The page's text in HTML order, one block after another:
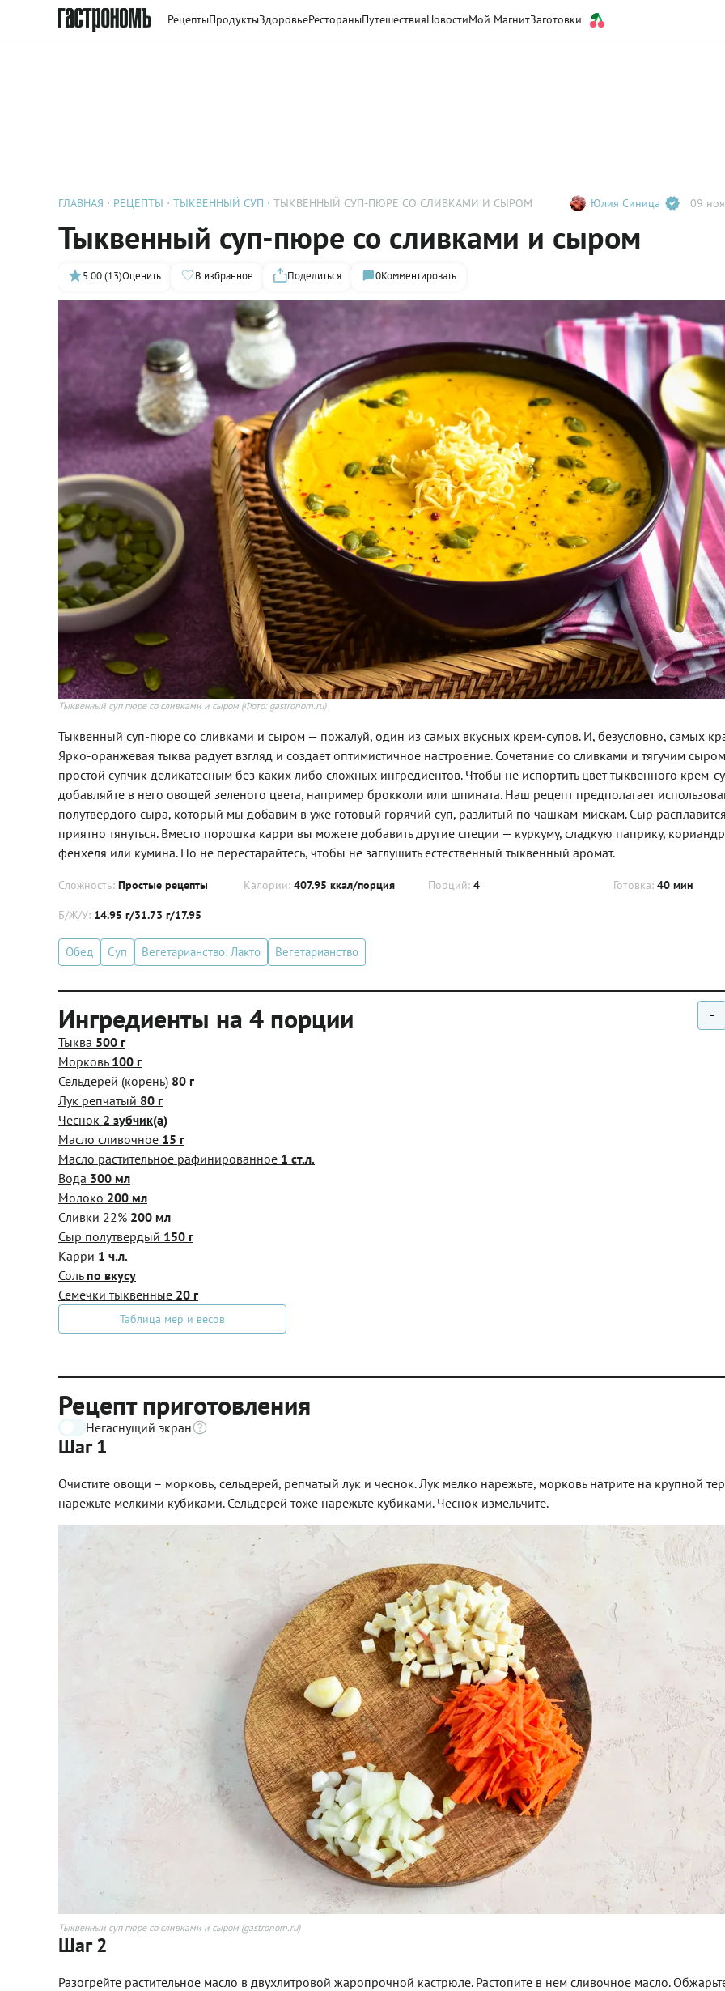
РецептыПродуктыЗдоровьеРестораныПутешествияНовостиМой МагнитЗаготовки
ГЛАВНАЯ РЕЦЕПТЫ ТЫКВЕННЫЙ СУП ТЫКВЕННЫЙ СУП-ПЮРЕ СО СЛИВКАМИ И СЫРОМ Юлия Синица 09
Тыквенный суп-пюре со сливками и сыром
5.00 (13)Оценить В избранное Поделиться 0Комментировать
Тыквенный суп пюре со сливками и сыром (Фото: gastronom.ru)
Тыквенный суп-пюре со сливками и сыром — пожалуй, один из самых вкусных крем-супов. И, безусловно, самых
Ярко-оранжевая тыква радует взгляд и создает оптимистичное настроение. Сочетание со сливками и тягучим
простой супчик деликатесным без каких-либо сложных ингредиентов. Чтобы не испортить цвет тыквенного крем-
добавляйте в него овощей зеленого цвета, например брокколи или шпината. Наш рецепт предполагает
полутвердого сыра, который мы добавим в уже готовый горячий суп, разлитый по чашкам-мискам. Сыр
приятно тянуться. Вместо порошка карри вы можете добавить другие специи — куркуму, сладкую паприку,
фенхеля или кумина. Но не перестарайтесь, чтобы не заглушить естественный тыквенный аромат.
Сложность: Простые рецепты Калории: 407.95 ккал/порция Порций: 4 Готовка: 40 мин
Б/Ж/У: 14.95 г/31.73 г/17.95
Обед Суп Вегетарианство: Лакто Вегетарианство
Ингредиенты на 4 порции -
Тыква 500 г
Морковь 100 г
Сельдерей (корень) 80 г
Лук репчатый 80 г
Чеснок 2 зубчик(а)
Масло сливочное 15 г
Масло растительное рафинированное 1 ст.л.
Вода 300 мл
Молоко 200 мл
Сливки 22% 200 мл
Сыр полутвердый 150 г
Карри 1 ч.л.
Соль по вкусу
Семечки тыквенные 20 г
Таблица мер и весов
Рецепт приготовления
Негаснущий экран
Шаг 1
Очистите овощи – морковь, сельдерей, репчатый лук и чеснок. Лук мелко нарежьте, морковь натрите на крупной
нарежьте мелкими кубиками. Сельдерей тоже нарежьте кубиками. Чеснок измельчите.
Тыквенный суп пюре со сливками и сыром (gastronom.ru)
Шаг 2
Разогрейте растительное масло в двухлитровой жаропрочной кастрюле. Растопите в нем сливочное масло.